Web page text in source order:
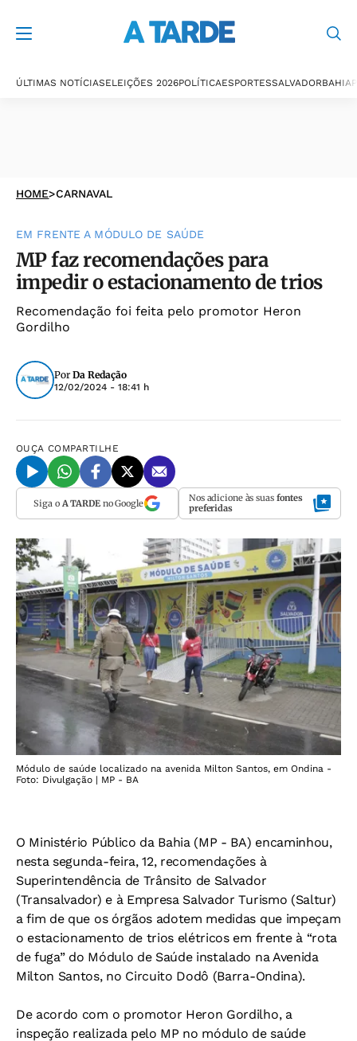
ÚLTIMAS NOTÍCIASELEIÇÕES 2026POLÍTICAESPORTESSALVADORBAHIA
HOME>CARNAVAL
EM FRENTE A MÓDULO DE SAÚDE
MP faz recomendações para
impedir o estacionamento de trios
Recomendação foi feita pelo promotor Heron
Gordilho
Por Da Redação
12/02/2024 - 18:41 h
OUÇA COMPARTILHE
Siga o A TARDEno Google Nos adicione às suas fontes
preferidas
Módulo de saúde localizado na avenida Milton Santos, em Ondina -
Foto: Divulgação | MP - BA
O Ministério Público da Bahia (MP - BA) encaminhou,
nesta segunda-feira, 12, recomendações à
Superintendência de Trânsito de Salvador
(Transalvador) e à Empresa Salvador Turismo (Saltur)
a fim de que os órgãos adotem medidas que impeçam
o estacionamento de trios elétricos em frente à “rota
de fuga” do Módulo de Saúde instalado na Avenida
Milton Santos, no Circuito Dodô (Barra-Ondina).
De acordo com o promotor Heron Gordilho, a
inspeção realizada pelo MP no módulo de saúde